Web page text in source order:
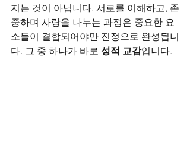
지는 것이 아닙니다. 서로를 이해하고, 존
중하며 사랑을 나누는 과정은 중요한 요
소들이 결합되어야만 진정으로 완성됩니
다. 그 중 하나가 바로 성적 교감입니다.